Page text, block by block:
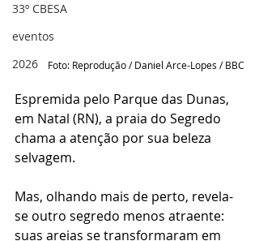
33º CBESA
eventos
2026
Foto: Reprodução / Daniel Arce-Lopes / BBC
Espremida pelo Parque das Dunas,
em Natal (RN), a praia do Segredo
chama a atenção por sua beleza
selvagem.
Mas, olhando mais de perto, revela-
se outro segredo menos atraente:
suas areias se transformaram em